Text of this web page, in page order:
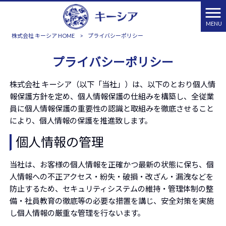
MENU
株式会社 キーシア HOME
> プライバシーポリシー
プライバシーポリシー
株式会社 キーシア（以下「当社」）は、以下のとおり個人情
報保護方針を定め、個人情報保護の仕組みを構築し、全従業
員に個人情報保護の重要性の認識と取組みを徹底させること
により、個人情報の保護を推進致します。
個人情報の管理
当社は、お客様の個人情報を正確かつ最新の状態に保ち、個
人情報への不正アクセス・紛失・破損・改ざん・漏洩などを
防止するため、セキュリティシステムの維持・管理体制の整
備・社員教育の徹底等の必要な措置を講じ、安全対策を実施
し個人情報の厳重な管理を行ないます。